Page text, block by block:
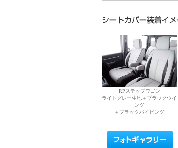
RPステップワゴン
ライトグレー生地＋ブラックウイ
ング
＋ブラックパイピング